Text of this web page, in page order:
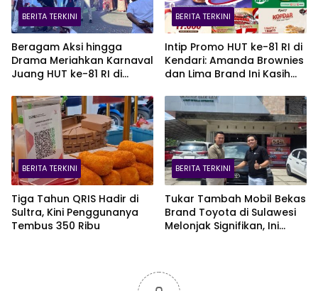
BERITA TERKINI
Beragam Aksi hingga
Drama Meriahkan Karnaval
Juang HUT ke-81 RI di
BERITA TERKINI
Intip Promo HUT ke-81 RI di
Kendari: Amanda Brownies
dan Lima Brand Ini Kasih
BERITA TERKINI
Tiga Tahun QRIS Hadir di
Sultra, Kini Penggunanya
Tembus 350 Ribu
BERITA TERKINI
Tukar Tambah Mobil Bekas
Brand Toyota di Sulawesi
Melonjak Signifikan, Ini